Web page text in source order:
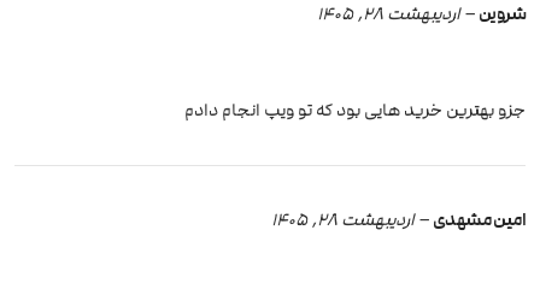
شروین–اردیبهشت 28, 1405
جزو بهترین خرید هایی بود که تو ویپ انجام دادم
امین مشهدی–اردیبهشت 28, 1405